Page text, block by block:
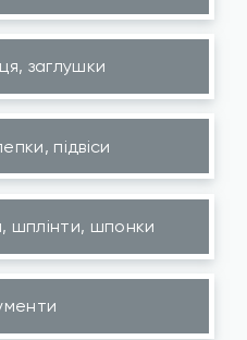
заглушки
підвіси
шплінти, шпонки